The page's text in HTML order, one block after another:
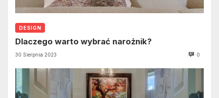
DESIGN
Dlaczego warto wybrać narożnik?
30 Sierpnia 2023 0